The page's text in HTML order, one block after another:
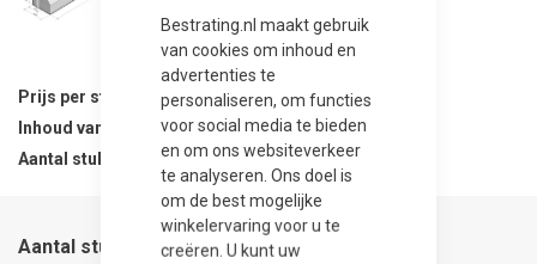
Bestrating.nl maakt gebruik
van cookies om inhoud en
advertenties te
personaliseren, om functies
voor social media te bieden
en om ons websiteverkeer
te analyseren. Ons doel is
om de best mogelijke
winkelervaring voor u te
creëren. U kunt uw
Prijs per stuk
37,50
Inhoud van verpakking
1 stuks
Aantal stuks per verpakking
1
Aantal stuks